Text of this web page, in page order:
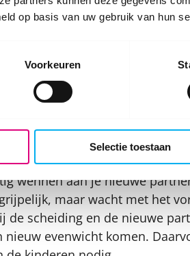
op basis van uw gebruik van hun
Voorkeuren
Selectie toestaan
over hun gevoelens ten
mogen uiten en dat je er
gevoelens denkt, sta je
wennen aan je nieuwe
maar wacht met het
de scheiding en de nieuwe
nieuw evenwicht komen.